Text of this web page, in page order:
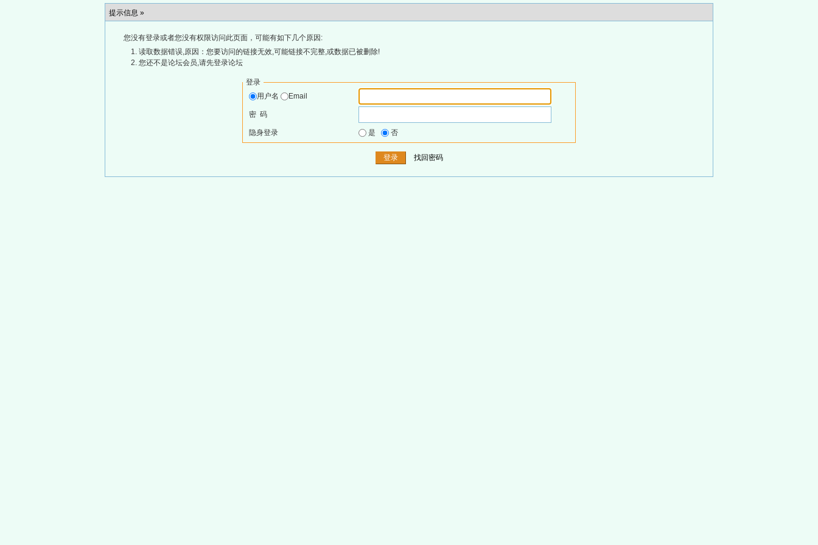
提示信息 »
您没有登录或者您没有权限访问此页面，可能有如下几个原因:
读取数据错误,原因：您要访问的链接无效,可能链接不完整,或数据已被删除!
您还不是论坛会员,请先登录论坛
登录
用户名
Email
密 码
隐身登录 是 否
找回密码